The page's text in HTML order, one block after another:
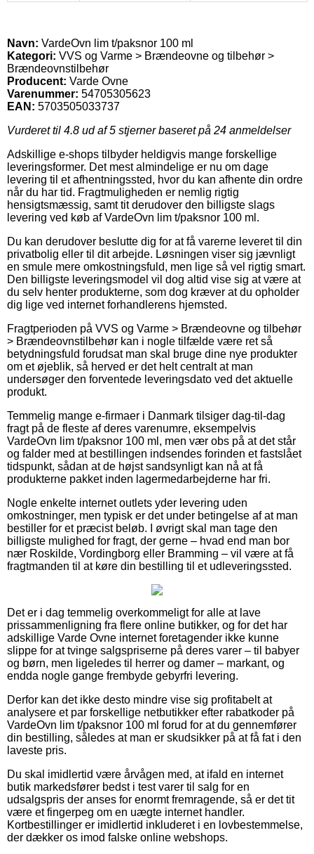
Navn: VardeOvn lim t/paksnor 100 ml
Kategori: VVS og Varme > Brændeovne og tilbehør >
Brændeovnstilbehør
Producent: Varde Ovne
Varenummer: 54705305623
EAN: 5703505033737
Vurderet til 4.8 ud af 5 stjerner baseret på 24 anmeldelser
Adskillige e-shops tilbyder heldigvis mange forskellige
leveringsformer. Det mest almindelige er nu om dage
levering til et afhentningssted, hvor du kan afhente din ordre
når du har tid. Fragtmuligheden er nemlig rigtig
hensigtsmæssig, samt tit derudover den billigste slags
levering ved køb af VardeOvn lim t/paksnor 100 ml.
Du kan derudover beslutte dig for at få varerne leveret til din
privatbolig eller til dit arbejde. Løsningen viser sig jævnligt
en smule mere omkostningsfuld, men lige så vel rigtig smart.
Den billigste leveringsmodel vil dog altid vise sig at være at
du selv henter produkterne, som dog kræver at du opholder
dig lige ved internet forhandlerens hjemsted.
Fragtperioden på VVS og Varme > Brændeovne og tilbehør
> Brændeovnstilbehør kan i nogle tilfælde være ret så
betydningsfuld forudsat man skal bruge dine nye produkter
om et øjeblik, så herved er det helt centralt at man
undersøger den forventede leveringsdato ved det aktuelle
produkt.
Temmelig mange e-firmaer i Danmark tilsiger dag-til-dag
fragt på de fleste af deres varenumre, eksempelvis
VardeOvn lim t/paksnor 100 ml, men vær obs på at det står
og falder med at bestillingen indsendes forinden et fastslået
tidspunkt, sådan at de højst sandsynligt kan nå at få
produkterne pakket inden lagermedarbejderne har fri.
Nogle enkelte internet outlets yder levering uden
omkostninger, men typisk er det under betingelse af at man
bestiller for et præcist beløb. I øvrigt skal man tage den
billigste mulighed for fragt, der gerne – hvad end man bor
nær Roskilde, Vordingborg eller Bramming – vil være at få
fragtmanden til at køre din bestilling til et udleveringssted.
Det er i dag temmelig overkommeligt for alle at lave
prissammenligning fra flere online butikker, og for det har
adskillige Varde Ovne internet foretagender ikke kunne
slippe for at tvinge salgspriserne på deres varer – til babyer
og børn, men ligeledes til herrer og damer – markant, og
endda nogle gange frembyde gebyrfri levering.
Derfor kan det ikke desto mindre vise sig profitabelt at
analysere et par forskellige netbutikker efter rabatkoder på
VardeOvn lim t/paksnor 100 ml forud for at du gennemfører
din bestilling, således at man er skudsikker på at få fat i den
laveste pris.
Du skal imidlertid være årvågen med, at ifald en internet
butik markedsfører bedst i test varer til salg for en
udsalgspris der anses for enormt fremragende, så er det tit
være et fingerpeg om en uægte internet handler.
Kortbestillinger er imidlertid inkluderet i en lovbestemmelse,
der dækker os imod falske online webshops.